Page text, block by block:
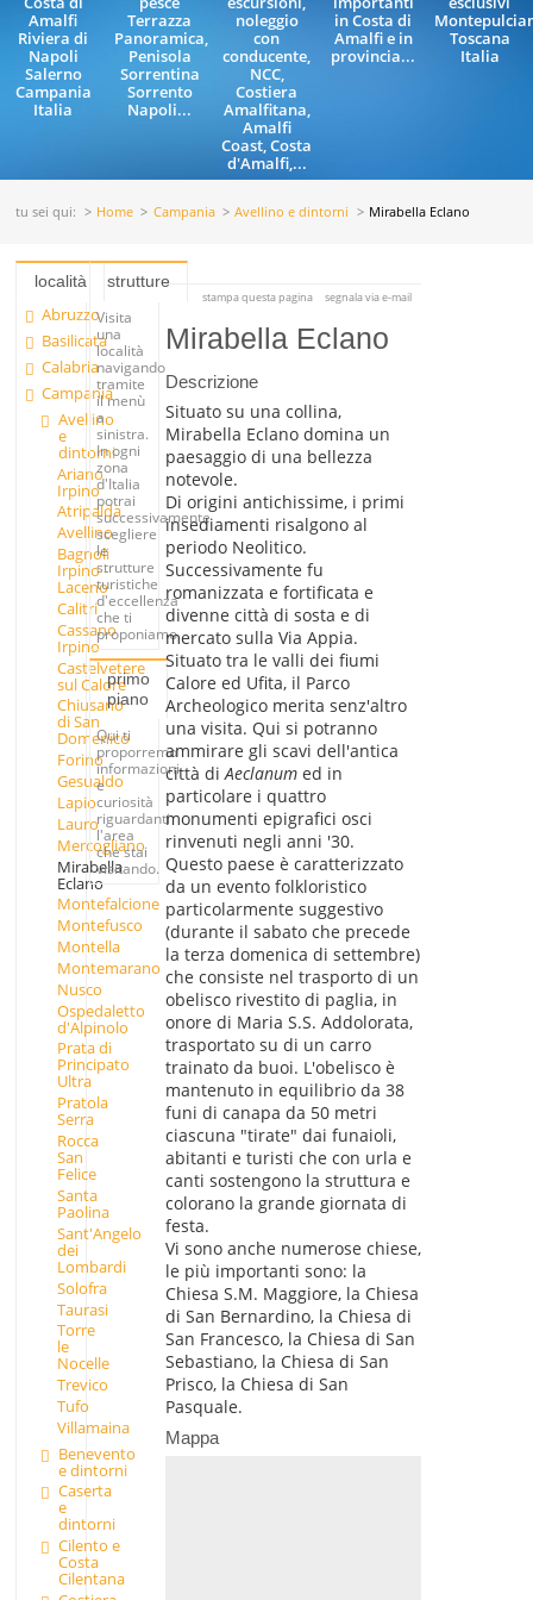
Amalfi
Riviera di
Napoli
Salerno
Campania
Italia
Terrazza
Panoramica,
Penisola
Sorrentina
Sorrento
Napoli...
noleggio
con
conducente,
NCC,
Costiera
Amalfitana,
Amalfi
Coast, Costa
d'Amalfi,...
in Costa di
Amalfi e in
provincia...
Toscana
Italia
tu sei qui: Home Campania Avellino e dintorni Mirabella Eclano
località
Abruzzo
Basilicata
Calabria
Campania
Avellino
e
dintorni
Ariano
Irpino
Atripalda
Avellino
Bagnoli
Irpino -
Laceno
Calitri
Cassano
Irpino
Castelvetere
sul Calore
Chiusano
di San
Domenico
Forino
Gesualdo
Lapio
Lauro
Mercogliano
Mirabella
Eclano
Montefalcione
Montefusco
Montella
Montemarano
Nusco
Ospedaletto
d'Alpinolo
Prata di
Principato
Ultra
Pratola
Serra
Rocca
San
Felice
Santa
Paolina
Sant'Angelo
dei
Lombardi
Solofra
Taurasi
Torre
le
Nocelle
Trevico
Tufo
Villamaina
Benevento
e dintorni
Caserta
e
dintorni
Cilento e
Costa
Cilentana
strutture
Visita
una
località
navigando
tramite
il menù
a
sinistra.
In ogni
zona
d'Italia
potrai
successivamente
scegliere
le
strutture
turistiche
d'eccellenza
che ti
proponiamo.
primo
piano
Qui ti
proporremo
informazioni
e
curiosità
riguardanti
l'area
che stai
visitando.
stampa questa pagina segnala via e-mail
Mirabella Eclano
Descrizione
Situato su una collina,
Mirabella Eclano domina un
paesaggio di una bellezza
notevole.
Di origini antichissime, i primi
insediamenti risalgono al
periodo Neolitico.
Successivamente fu
romanizzata e fortificata e
divenne città di sosta e di
mercato sulla Via Appia.
Situato tra le valli dei fiumi
Calore ed Ufita, il Parco
Archeologico merita senz'altro
una visita. Qui si potranno
ammirare gli scavi dell'antica
città diAeclanumed in
particolare i quattro
monumenti epigrafici osci
rinvenuti negli anni '30.
Questo paese è caratterizzato
da un evento folkloristico
particolarmente suggestivo
(durante il sabato che precede
la terza domenica di settembre)
che consiste nel trasporto di un
obelisco rivestito di paglia, in
onore di Maria S.S. Addolorata,
trasportato su di un carro
trainato da buoi. L'obelisco è
mantenuto in equilibrio da 38
funi di canapa da 50 metri
ciascuna "tirate" dai funaioli,
abitanti e turisti che con urla e
canti sostengono la struttura e
colorano la grande giornata di
festa.
Vi sono anche numerose chiese,
le più importanti sono: la
Chiesa S.M. Maggiore, la Chiesa
di San Bernardino, la Chiesa di
San Francesco, la Chiesa di San
Sebastiano, la Chiesa di San
Prisco, la Chiesa di San
Pasquale.
Mappa